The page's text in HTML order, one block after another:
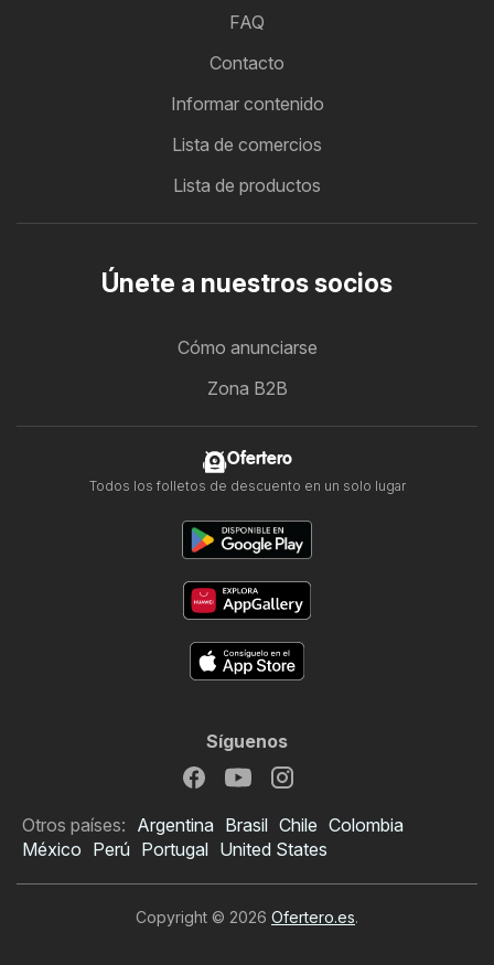
FAQ
Contacto
Informar contenido
Lista de comercios
Lista de productos
Únete a nuestros socios
Cómo anunciarse
Zona B2B
Ofertero
Todos los folletos de descuento en un solo lugar
Síguenos
Otros países: Argentina Brasil Chile Colombia
México Perú Portugal United States
Copyright © 2026 Ofertero.es.